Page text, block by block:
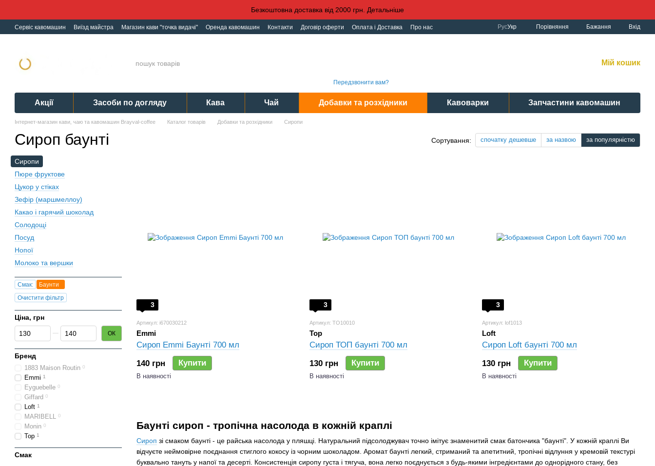
Безкоштовна доставка від 2000 грн. Детальніше
Сервіс кавомашин Виїзд майстра Магазин кави "точка видачі" Оренда кавомашин Контакти Договір оферти Оплата і Доставка
Про нас
РусУкр Порівняння Бажання Вхід
Передзвонити вам?
Мій кошик
Акції Засоби по догляду Кава Чай Добавки та розхідники Кавоварки Запчастини кавомашин
Інтернет-магазин кави, чаю та кавомашин Brayval-coffee Каталог товарів Добавки та розхідники Сиропи
Сироп баунті Сортування: спочатку дешевше за назвою за популярністю
Баунті сироп - тропічна насолода в кожній краплі
Сироп зі смаком баунті - це райська насолода у пляшці. Натуральний підсолоджувач точно імітує знаменитий смак батончика "баунті". У кожній краплі Ви
відчуєте неймовірне поєднання стиглого кокосу із чорним шоколадом. Аромат баунті легкий, стриманий та апетитний, тропічні відлуння у кремовій текстурі
буквально тануть у напої та десерті. Консистенція сиропу густа і тягуча, вона легко поєднується з будь-якими інгредієнтами до однорідного стану, без
3
Артикул: i670030212
Emmi
Сироп Emmi Баунті 700 мл
140 грн
Купити
В наявності
3
Артикул: TO10010
Top
Сироп ТОП баунті 700 мл
130 грн
Купити
В наявності
3
Артикул: lof1013
Loft
Сироп Loft баунті 700 мл
130 грн
Купити
В наявності
Сиропи
Пюре фруктове
Цукор у стіках
Зефір (маршмеллоу)
Какао і гарячий шоколад
Солодощі
Посуд
Нопої
Молоко та вершки
Смак:
Баунти
Очистити фільтр
Ціна, грн
Від Ціна, грн
До Ціна, грн ОК
Бренд
1883 Maison Routin 0
Emmi 1
Eyguebelle 0
Giffard 0
Loft 1
MARIBELL 0
Monin 0
Top 1
Смак